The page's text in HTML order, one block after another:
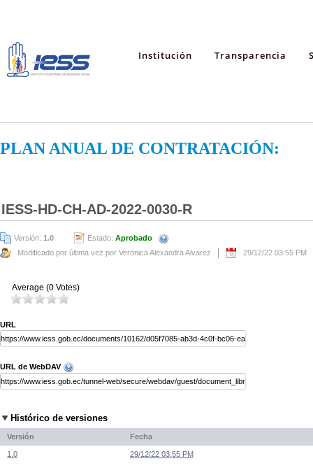
Institución Transparencia
PLAN ANUAL DE CONTRATACIÓN:
IESS-HD-CH-AD-2022-0030-R
Versión: 1.0 Estado: Aprobado
Modificado por última vez por Veronica Alexandra Alvarez
29/12/22 03:55 PM
Average (0 Votes)
URL
URL de WebDAV
Histórico de versiones
Versión Fecha
1.0 29/12/22 03:55 PM